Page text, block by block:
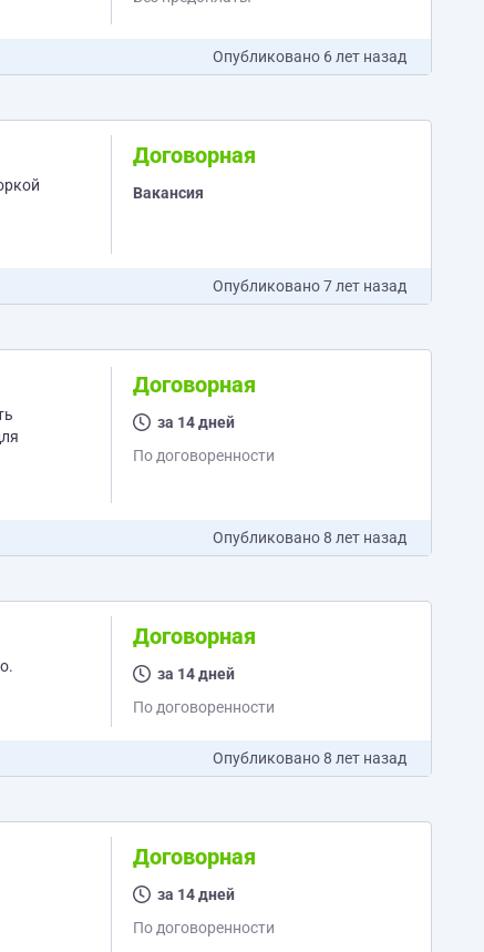
Опубликовано 6 лет назад
Договорная
Вакансия
Опубликовано7 лет назад
Договорная
за 14 дней
По договоренности
Опубликовано8 лет назад
Договорная
за 14 дней
По договоренности
Опубликовано8 лет назад
Договорная
за 14 дней
По договоренности